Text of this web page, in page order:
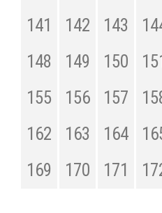
141
142 143
148
149 150
155
156 157
162
163 164
169
170 171